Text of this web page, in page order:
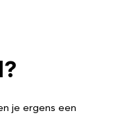
je ergens een